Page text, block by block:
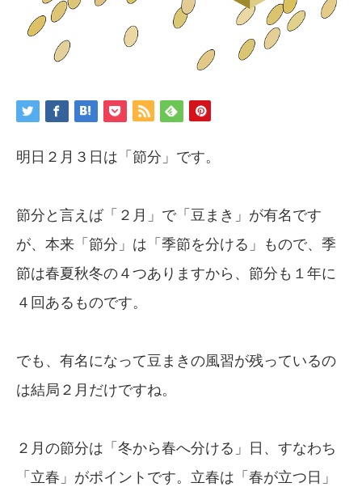
明日２月３日は「節分」です。
節分と言えば「２月」で「豆まき」が有名です
が、本来「節分」は「季節を分ける」もので、季
節は春夏秋冬の４つありますから、節分も１年に
４回あるものです。
でも、有名になって豆まきの風習が残っているの
は結局２月だけですね。
２月の節分は「冬から春へ分ける」日、すなわち
「立春」がポイントです。立春は「春が立つ日」